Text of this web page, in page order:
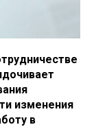
изменения
в